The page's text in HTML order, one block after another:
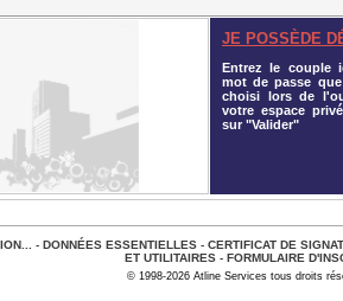
JE POSSÈDE
Entrez le couple
mot de passe
choisi lors de
votre espace
sur "Valider"
- DONNÉES ESSENTIELLES- CERTIFICAT DE
ET UTILITAIRES - FORMULAIRE
© 1998-2026 Atline Services tous droits